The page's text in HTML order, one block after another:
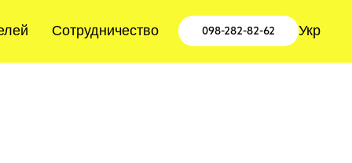
Сотрудничество 098-282-82-62 Укр